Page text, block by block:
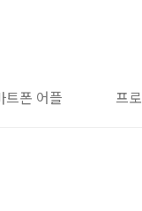
트폰 어플 프